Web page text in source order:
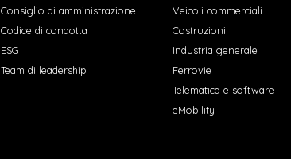
Consiglio di amministrazione
Codice di condotta
ESG
Team di leadership
Veicoli commerciali
Costruzioni
Industria generale
Ferrovie
Telematica e software
eMobility